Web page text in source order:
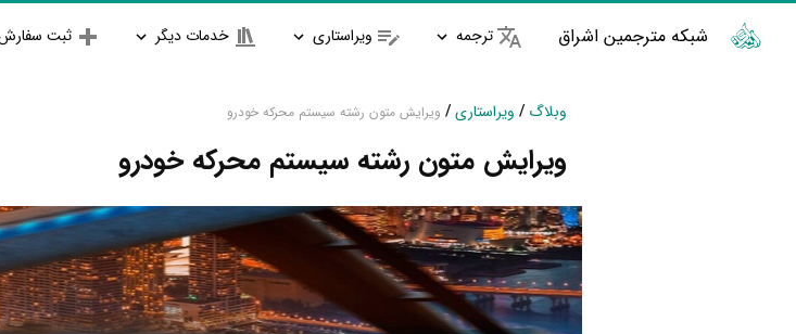
شبکه مترجمین اشراق ترجمه ویراستاری خدمات دیگر ثبت
وبلاگ / ویراستاری/ ویرایش متون رشته سیستم محرکه خودرو
ویرایش متون رشته سیستم محرکه خودرو